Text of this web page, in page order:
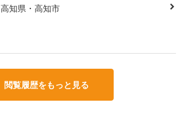
高知県・高知市
閲覧履歴をもっと見る